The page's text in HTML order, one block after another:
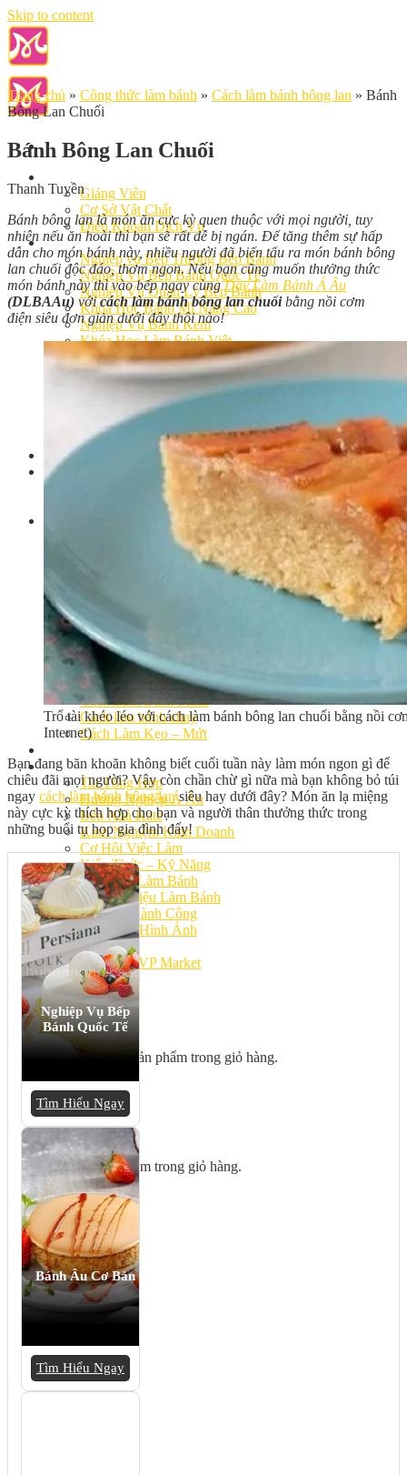
Skip to content
Giảng Viên
Cơ Sở Vật Chất
Điều Khoản Dịch Vụ
Học Làm Bánh
Nghiệp vụ Bếp Trưởng Bếp Bánh
Nghiệp Vụ Bếp Bánh Quốc Tế
Nghiệp Vụ Quản Lý Bếp Bánh
Khóa Học Bánh Mì Nâng Cao
Nghiệp Vụ Bánh Kem
Khóa Học Làm Bánh Việt
Khóa Học Làm Bánh Nhật
Khóa Học Bánh Đài Loan
Học Làm Bánh Ngắn Hạn
Khóa Học Bánh Kinh Doanh
Khóa Học Handmade Mini Cake
Master Class
Chuyên Đề
Khai Giảng
Lịch học – Lịch thi
Cách Làm Bánh Việt
Cách Làm Bánh Âu
Cách Làm Bánh Kem
Cách Làm Bánh Trung Thu
Cách Làm Bánh Flan
Cách Làm Bánh Bao
Cách Làm Bánh Bông Lan
Cách Làm Bánh Su Kem
Cách làm bánh CupCake
Cách Làm Bánh Pizza
Cách làm bánh chay
Cách Làm Kẹo – Mứt
Tin tức
Tin Tổng Hợp
Hướng Nghiệp Á Âu
Bếp Nhà Kate
Kinh Nghiệm Kinh Doanh
Cơ Hội Việc Làm
Kiến Thức – Kỹ Năng
Dụng Cụ Làm Bánh
Nguyên Liệu Làm Bánh
Gương Thành Công
Thư Viện Hình Ảnh
Hỏi Đáp
Siêu thị ĐVP Market
Việc Làm
Chưa có sản phẩm trong giỏ hàng.
Giỏ hàng
Chưa có sản phẩm trong giỏ hàng.
Trang chủ » Công thức làm bánh » Cách làm bánh bông lan » Bánh
Bông Lan Chuối
Bánh Bông Lan Chuối
Thanh Tuyền
Bánh bông lan là món ăn cực kỳ quen thuộc với mọi người, tuy
nhiên nếu ăn hoài thì bạn sẽ rất dễ bị ngán. Để tăng thêm sự hấp
dẫn cho món bánh này, nhiều người đã biến tấu ra món bánh bông
lan chuối độc đáo, thơm ngon. Nếu bạn cũng muốn thưởng thức
món bánh này thì vào bếp ngay cùngDạy Làm Bánh Á Âu
(DLBAAu) vớicách làm bánh bông lan chuốibằng nồi cơm
điện siêu đơn giản dưới đây thôi nào!
Trổ tài khéo léo với cách làm bánh bông lan chuối bằng nồi
Internet)
Bạn đang băn khoăn không biết cuối tuần này làm món ngon gì để
chiêu đãi mọi người? Vậy còn chần chừ gì nữa mà bạn không bỏ túi
ngay cách làm bánh bông lansiêu hay dưới đây? Món ăn lạ miệng
này cực kỳ thích hợp cho bạn và người thân thưởng thức trong
những buổi tụ họp gia đình đấy!
Nghiệp Vụ Bếp
Bánh Quốc Tế
Tìm Hiểu Ngay
Bánh Âu Cơ Bản
Tìm Hiểu Ngay